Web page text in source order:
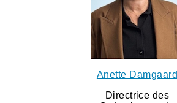
Anette Damgaard
Directrice des